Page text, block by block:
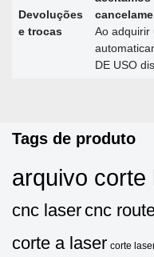
Devoluções
e trocas
Ao adquirir
DE USO
Tags de produto
arquivo corte
cnc laser cnc
corte a laser corte